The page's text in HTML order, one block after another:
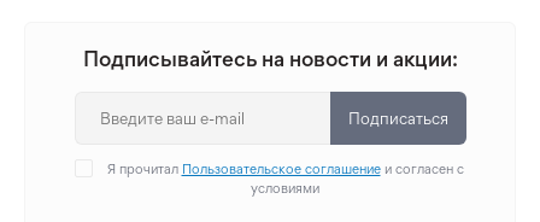
Подписывайтесь на новости и акции:
Подписаться
Я прочитал Пользовательское соглашениеи согласен с
условиями